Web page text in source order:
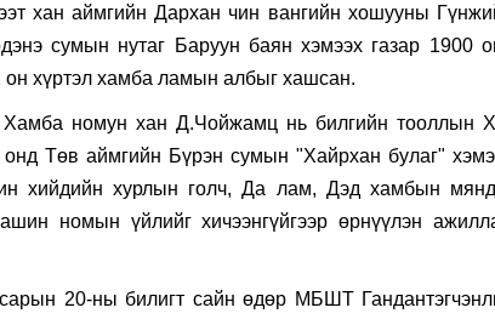
хан аймгийн Дархан чин вангийн хошууны
сумын нутаг Баруун баян хэмээх газар 1900
хүртэл хамба ламын албыг хашсан.
номун хан Д.Чойжамц нь билгийн тооллын
Төв аймгийн Бүрэн сумын "Хайрхан булаг"
хийдийн хурлын голч, Да лам, Дэд хамбын
номын үйлийг хичээнгүйгээр өрнүүлэн
20-ны билигт сайн өдөр МБШТ